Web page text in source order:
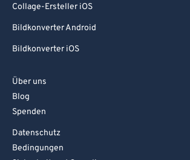
Collage-Ersteller iOS
Bildkonverter Android
Bildkonverter iOS
Über uns
Blog
Spenden
Datenschutz
Bedingungen